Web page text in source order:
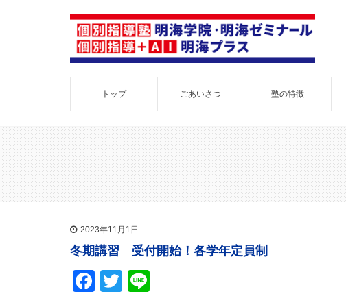
トップ ごあいさつ 塾の特徴
2023年11月1日
冬期講習 受付開始！各学年定員制
Facebook
Twitter